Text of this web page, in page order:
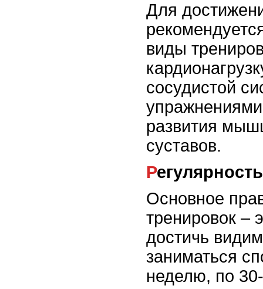
Для
виды
сосудистой
развития
суставов.
Основное
тренировок –
достичь
заниматься
неделю, по